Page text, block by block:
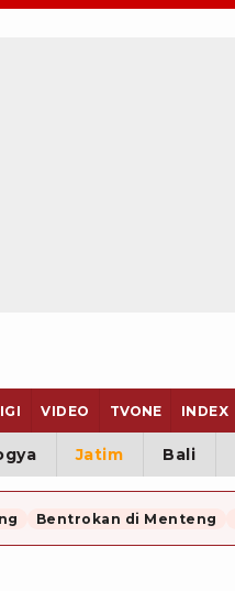
VIDEO TVONE INDEX
Jatim Bali
Bentrokan di Menteng